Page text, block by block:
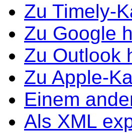
Zu Timely-
Zu Google
Zu Outlook
Zu Apple-
Einem
Als XML